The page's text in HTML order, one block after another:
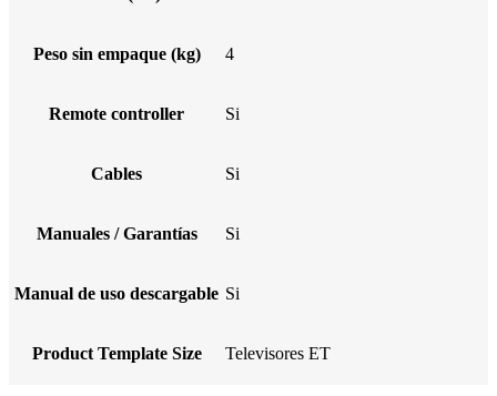
Peso sin empaque (kg) 4
Remote controller Si
Cables Si
Manuales / Garantías Si
Manual de uso descargable Si
Product Template Size Televisores ET